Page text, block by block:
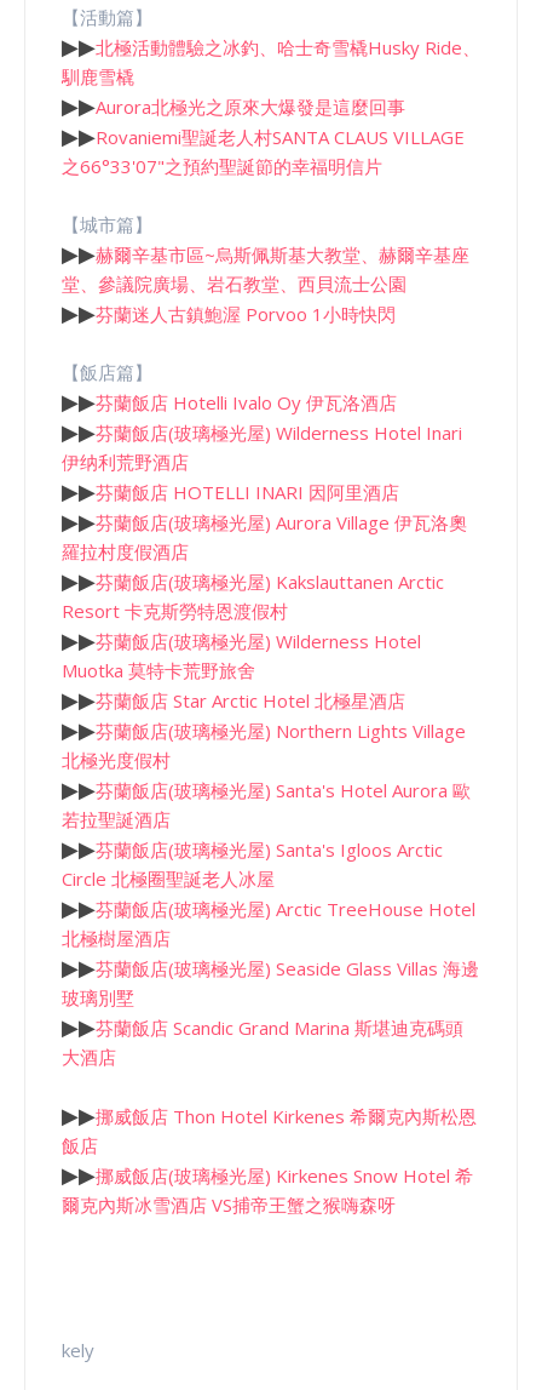
【活動篇】
▶▶北極活動體驗之冰釣、哈士奇雪橇Husky Ride、
馴鹿雪橇
▶▶Aurora北極光之原來大爆發是這麼回事
▶▶Rovaniemi聖誕老人村SANTA CLAUS VILLAGE
之66°33'07"之預約聖誕節的幸福明信片
【城市篇】
▶▶赫爾辛基市區~烏斯佩斯基大教堂、赫爾辛基座
堂、參議院廣場、岩石教堂、西貝流士公園
▶▶芬蘭迷人古鎮鮑渥 Porvoo 1小時快閃
【飯店篇】
▶▶芬蘭飯店 Hotelli Ivalo Oy 伊瓦洛酒店
▶▶芬蘭飯店(玻璃極光屋) Wilderness Hotel Inari
伊纳利荒野酒店
▶▶芬蘭飯店 HOTELLI INARI 因阿里酒店
▶▶芬蘭飯店(玻璃極光屋) Aurora Village 伊瓦洛奧
羅拉村度假酒店
▶▶芬蘭飯店(玻璃極光屋) Kakslauttanen Arctic
Resort 卡克斯勞特恩渡假村
▶▶芬蘭飯店(玻璃極光屋) Wilderness Hotel
Muotka 莫特卡荒野旅舍
▶▶芬蘭飯店 Star Arctic Hotel 北極星酒店
▶▶芬蘭飯店(玻璃極光屋) Northern Lights Village
北極光度假村
▶▶芬蘭飯店(玻璃極光屋) Santa's Hotel Aurora 歐
若拉聖誕酒店
▶▶芬蘭飯店(玻璃極光屋) Santa's Igloos Arctic
Circle 北極圈聖誕老人冰屋
▶▶芬蘭飯店(玻璃極光屋) Arctic TreeHouse Hotel
北極樹屋酒店
▶▶芬蘭飯店(玻璃極光屋) Seaside Glass Villas 海邊
玻璃別墅
▶▶芬蘭飯店 Scandic Grand Marina 斯堪迪克碼頭
大酒店
▶▶挪威飯店 Thon Hotel Kirkenes 希爾克內斯松恩
飯店
▶▶挪威飯店(玻璃極光屋) Kirkenes Snow Hotel 希
爾克內斯冰雪酒店 VS捕帝王蟹之猴嗨森呀
kely